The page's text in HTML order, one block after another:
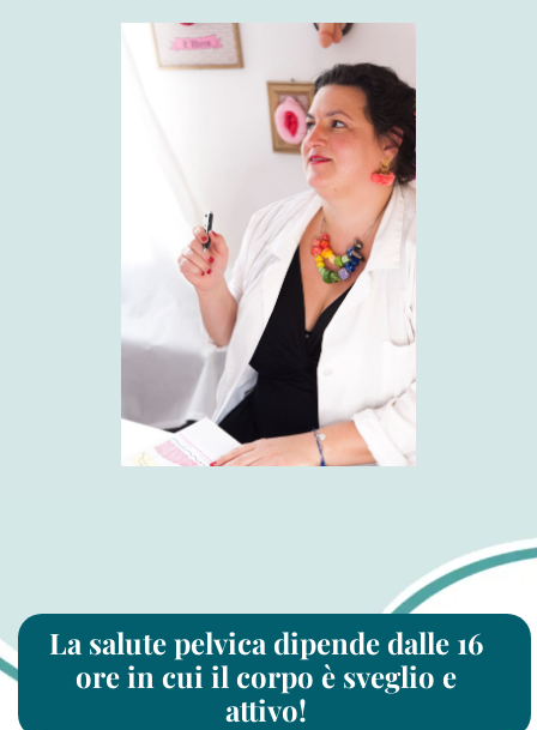
La salute pelvica dipende dalle 16
ore in cui il corpo è sveglio e
attivo!